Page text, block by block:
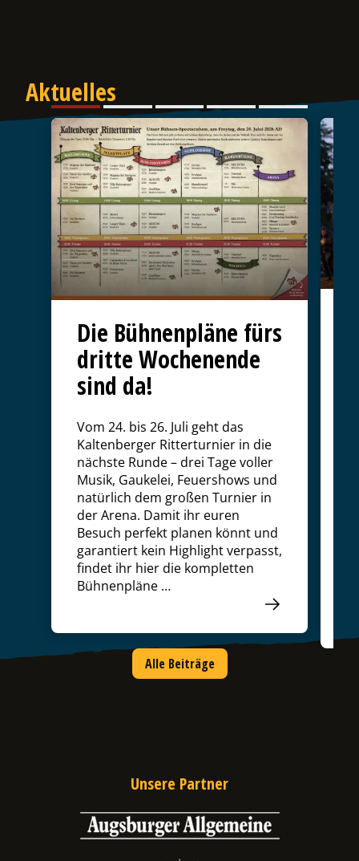
Aktuelles
Die Bühnenpläne fürs
dritte Wochenende
sind da!
Vom 24. bis 26. Juli geht das
Kaltenberger Ritterturnier in die
nächste Runde – drei Tage voller
Musik, Gaukelei, Feuershows und
natürlich dem großen Turnier in
der Arena. Damit ihr euren
Besuch perfekt planen könnt und
garantiert kein Highlight verpasst,
findet ihr hier die kompletten
Bühnenpläne …
Alle Beiträge
Unsere Partner